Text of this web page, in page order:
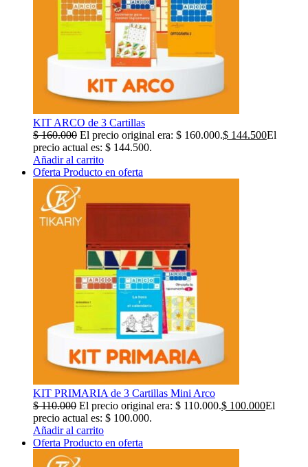
KIT ARCO de 3 Cartillas
$160.000 El precio original era: $ 160.000.$ 144.500El
precio actual es: $ 144.500.
Añadir al carrito
Oferta Producto en oferta
KIT PRIMARIA de 3 Cartillas Mini Arco
$110.000 El precio original era: $ 110.000.$ 100.000El
precio actual es: $ 100.000.
Añadir al carrito
Oferta Producto en oferta